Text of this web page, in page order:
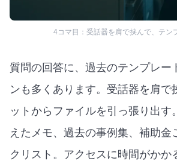
4コマ目：受話器を肩で挟んで、テン
質問の回答に、過去のテンプレー
ンも多くあります。受話器を肩で
ットからファイルを引っ張り出す
えたメモ、過去の事例集、補助金
クリスト。アクセスに時間がかか